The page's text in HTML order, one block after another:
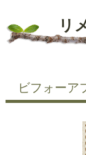
リ
ビフォーア